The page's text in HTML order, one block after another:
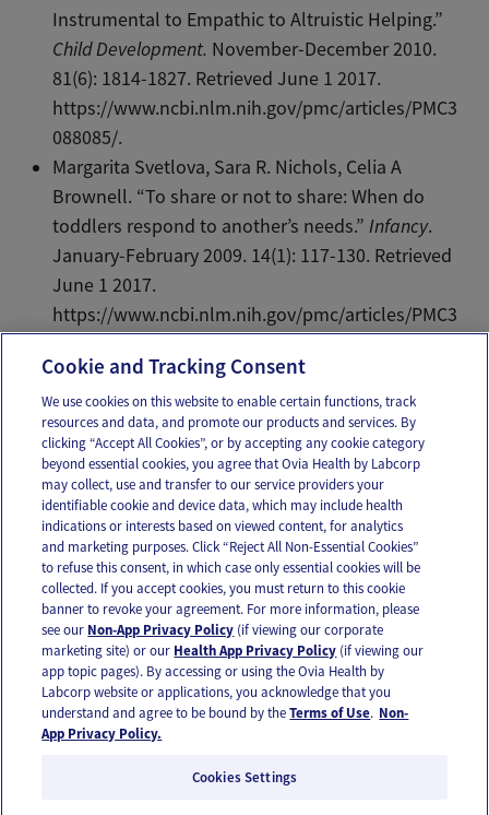
Instrumental to Empathic to Altruistic Helping.”
Child Development. November-December 2010.
81(6): 1814-1827. Retrieved June 1 2017.
https://www.ncbi.nlm.nih.gov/pmc/articles/PMC3
088085/.
Margarita Svetlova, Sara R. Nichols, Celia A
Brownell. “To share or not to share: When do
toddlers respond to another’s needs.”Infancy.
January-February 2009. 14(1): 117-130. Retrieved
June 1 2017.
https://www.ncbi.nlm.nih.gov/pmc/articles/PMC3
Email Text
OUR APPS
FOLLOW US
Privacy Policy
Cookie and Tracking Consent
We use cookies on this website to enable certain functions, track
resources and data, and promote our products and services. By
clicking “Accept All Cookies”, or by accepting any cookie category
beyond essential cookies, you agree that Ovia Health by Labcorp
may collect, use and transfer to our service providers your
identifiable cookie and device data, which may include health
indications or interests based on viewed content, for analytics
and marketing purposes. Click “Reject All Non-Essential Cookies”
to refuse this consent, in which case only essential cookies will be
collected. If you accept cookies, you must return to this cookie
banner to revoke your agreement. For more information, please
see our Non-App Privacy Policy (if viewing our corporate
marketing site) or our Health App Privacy Policy (if viewing our
app topic pages). By accessing or using the Ovia Health by
Labcorp website or applications, you acknowledge that you
understand and agree to be bound by theTerms of Use. Non-
App Privacy Policy.
Cookies Settings